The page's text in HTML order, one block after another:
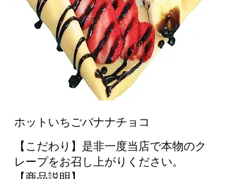
ホットいちごバナナチョコ
【こだわり】是非一度当店で本物のク
レープをお召し上がりください。